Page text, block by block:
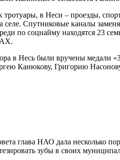
в Неси – проезды,
селе. Спутниковые каналы
по соцнайму находятся 23
в Несь были вручены
Канюкову, Григорию
глава НАО дала несколько
зубы в своих